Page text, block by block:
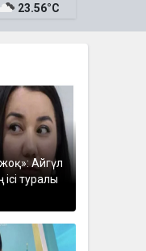
23.56°C
Айгүл
туралы